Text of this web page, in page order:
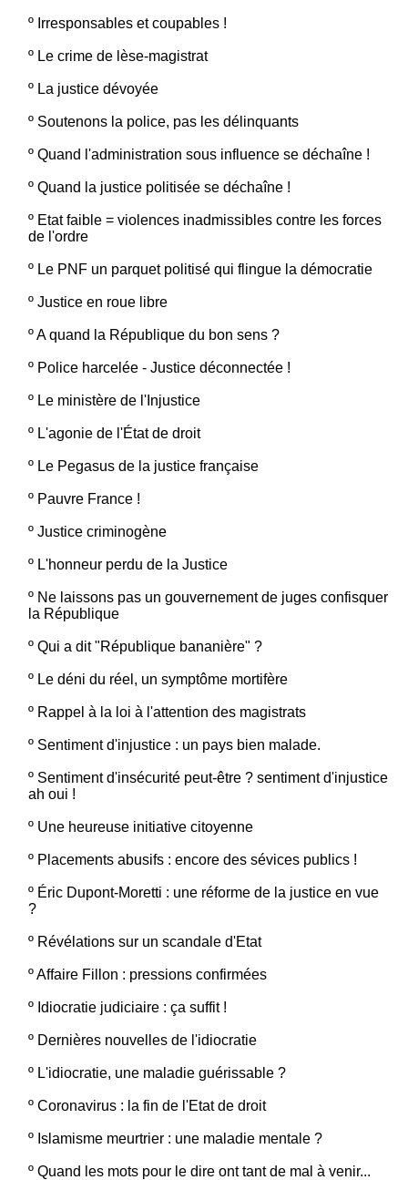
º Irresponsables et coupables !
º Le crime de lèse-magistrat
º La justice dévoyée
º Soutenons la police, pas les délinquants
º Quand l'administration sous influence se déchaîne !
º Quand la justice politisée se déchaîne !
º Etat faible = violences inadmissibles contre les forces
de l'ordre
º Le PNF un parquet politisé qui flingue la démocratie
º Justice en roue libre
ºA quand la République du bon sens ?
º Police harcelée - Justice déconnectée !
º Le ministère de l'Injustice
º L'agonie de l'État de droit
º Le Pegasus de la justice française
º Pauvre France !
º Justice criminogène
º L'honneur perdu de la Justice
º Ne laissons pas un gouvernement de juges confisquer
la République
º Qui a dit "République bananière" ?
º Le déni du réel, un symptôme mortifère
º Rappel à la loi à l'attention des magistrats
º Sentiment d'injustice : un pays bien malade.
º Sentiment d'insécurité peut-être ? sentiment d'injustice
ah oui !
º Une heureuse initiative citoyenne
º Placements abusifs : encore des sévices publics !
º Éric Dupont-Moretti : une réforme de la justice en vue
?
º Révélations sur un scandale d'Etat
ºAffaire Fillon : pressions confirmées
º Idiocratie judiciaire : ça suffit !
º Dernières nouvelles de l'idiocratie
º L'idiocratie, une maladie guérissable ?
º Coronavirus : la fin de l'Etat de droit
º Islamisme meurtrier : une maladie mentale ?
º Quand les mots pour le dire ont tant de mal à venir...